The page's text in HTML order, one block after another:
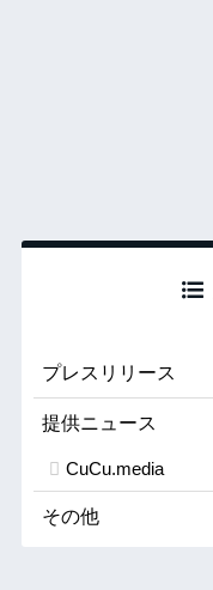
プレスリリース
提供ニュース
CuCu.media
その他